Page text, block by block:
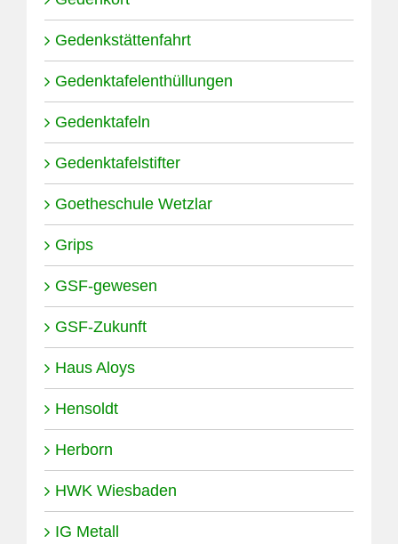
Gedenkstättenfahrt
Gedenktafelenthüllungen
Gedenktafeln
Gedenktafelstifter
Goetheschule Wetzlar
Grips
GSF-gewesen
GSF-Zukunft
Haus Aloys
Hensoldt
Herborn
HWK Wiesbaden
IG Metall